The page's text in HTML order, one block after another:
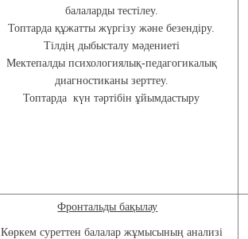
балаларды тестілеу.
Топтарда құжатты жүргізу және безендіру.
Тілдің дыбысталу мәдениеті
Мектепалды психологиялық-педагогикалық
диагностиканы зерттеу.
Топтарда күн тәртібін ұйымдастыру
Фронтальды бақылау
Көркем суреттен балалар жұмысының анализі